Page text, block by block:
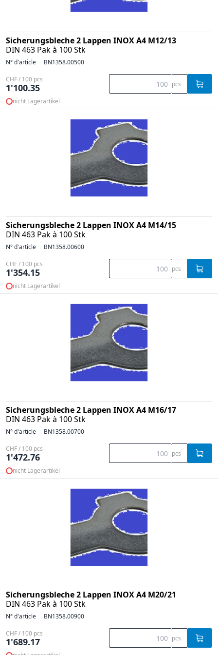
Sicherungsbleche 2 Lappen INOX A4 M12/13
DIN 463 Pak à 100 Stk
N° d'article BN1358.00500
CHF / 100 pcs
1'100.35 pcs
nicht Lagerartikel
Sicherungsbleche 2 Lappen INOX A4 M14/15
DIN 463 Pak à 100 Stk
N° d'article BN1358.00600
CHF / 100 pcs
1'354.15 pcs
nicht Lagerartikel
Sicherungsbleche 2 Lappen INOX A4 M16/17
DIN 463 Pak à 100 Stk
N° d'article BN1358.00700
CHF / 100 pcs
1'472.76 pcs
nicht Lagerartikel
Sicherungsbleche 2 Lappen INOX A4 M20/21
DIN 463 Pak à 100 Stk
N° d'article BN1358.00900
CHF / 100 pcs
1'689.17 pcs